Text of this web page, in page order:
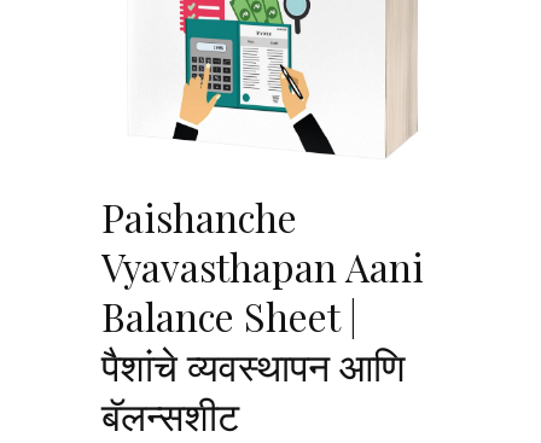
Paishanche
Vyavasthapan Aani
Balance Sheet |
पैशांचे व्यवस्थापन आणि
बॅलन्सशीट